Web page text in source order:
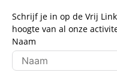
Schrijf je in op de Vrij
hoogte van al onze
Naam